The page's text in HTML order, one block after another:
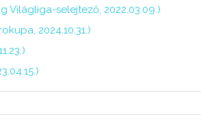
Világliga-selejtező, 2022.03.09.)
2024.10.31.)